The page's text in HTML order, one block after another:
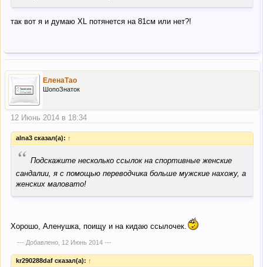
так вот я и думаю XL потянется на 81см или нет?!
ЕленаТао
ШопоЗнаток
12 Июнь 2014 в 18:34
alna3 сказал(а): ↑
“ Подскажите несколько ссылок на спортивные женские
сандалии, я с помощью переводчика больше мужские нахожу, а
женских маловато!
Хорошо, Аленушка, поищу и на кидаю ссылочек.
--- Добавлено, 12 Июнь 2014---
kr290288daf сказал(а): ↑